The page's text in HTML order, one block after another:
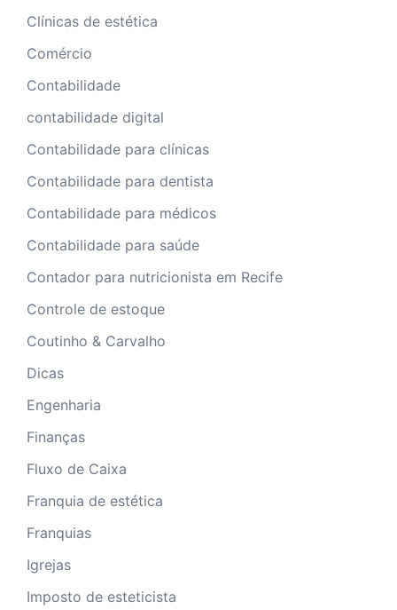
Clínicas de estética
Comércio
Contabilidade
contabilidade digital
Contabilidade para clínicas
Contabilidade para dentista
Contabilidade para médicos
Contabilidade para saúde
Contador para nutricionista em Recife
Controle de estoque
Coutinho & Carvalho
Dicas
Engenharia
Finanças
Fluxo de Caixa
Franquia de estética
Franquias
Igrejas
Imposto de esteticista